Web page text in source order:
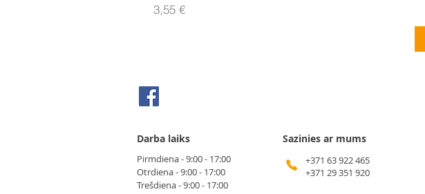
Cena
3,55 €
Darba laiks
Pirmdiena - 9:00 - 17:00
Otrdiena - 9:00 - 17:00
Trešdiena - 9:00 - 17:00
Sazinies ar mums
+371 63 922 465
+371 29 351 920